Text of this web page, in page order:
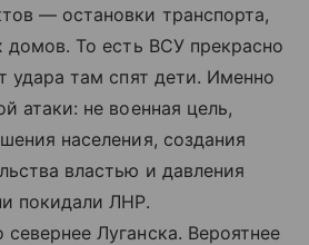
— остановки транспорта,
То есть ВСУ прекрасно
удара там спят дети. Именно
атаки: не военная цель,
населения, создания
властью и давления
покидали ЛНР.
Луганска. Вероятнее